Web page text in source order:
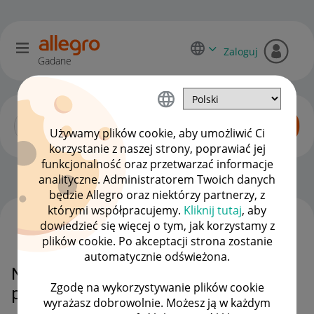
Używamy plików cookie, aby umożliwić Ci
korzystanie z naszej strony, poprawiać jej
funkcjonalność oraz przetwarzać informacje
analityczne. Administratorem Twoich danych
będzie Allegro oraz niektórzy partnerzy, z
którymi współpracujemy. Kliknij tutaj, aby
dowiedzieć się więcej o tym, jak korzystamy z
plików cookie. Po akceptacji strona zostanie
automatycznie odświeżona.
Zgodę na wykorzystywanie plików cookie
wyrażasz dobrowolnie. Możesz ją w każdym
Gadane
Zaloguj
Zaawansowani sprzedawcy OPCJE
Nie widać ilości sprzedanych
przedmiotów
WSZYSTKIE TEMATY